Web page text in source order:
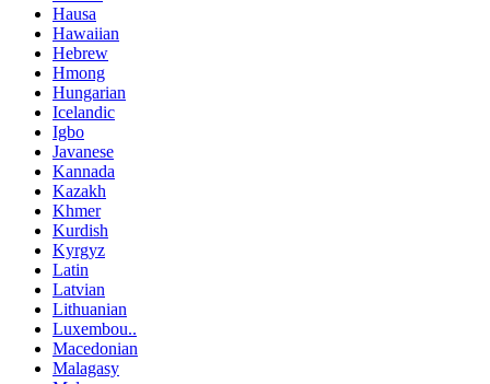
Hausa
Hawaiian
Hebrew
Hmong
Hungarian
Icelandic
Igbo
Javanese
Kannada
Kazakh
Khmer
Kurdish
Kyrgyz
Latin
Latvian
Lithuanian
Luxembou..
Macedonian
Malagasy